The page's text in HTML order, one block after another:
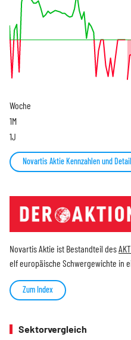
Woche
1M
1J
Novartis Aktie Kennzahlen und
Novartis Aktie ist Bestandteil des
elf europäische Schwergewichte in
Zum Index
Sektorvergleich